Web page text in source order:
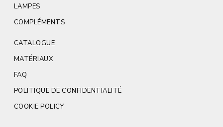
LAMPES
COMPLÉMENTS
CATALOGUE
MATÉRIAUX
FAQ
POLITIQUE DE CONFIDENTIALITÉ
COOKIE POLICY